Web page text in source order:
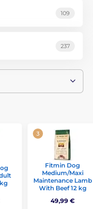
109
237
Fitmin Dog
Medium/Maxi
Maintenance Lamb
With Beef 12 kg
49,99 €